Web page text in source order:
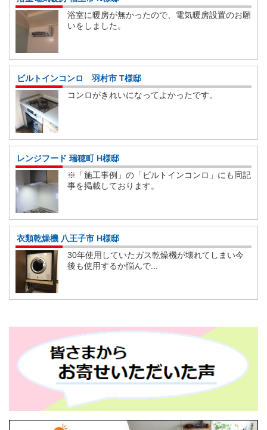
浴室に暖房が無かったので、電気暖房設置のお願
いをしました。
ビルトインコンロ 羽村市 T様邸
コンロがきれいになってよかったです。
レンジフード 瑞穂町 H様邸
※「施工事例」の「ビルトインコンロ」にも同記
事を掲載しております。
衣類乾燥機 八王子市 H様邸
30年使用していたガス乾燥機が壊れてしまい今
後も使用するか悩んで...